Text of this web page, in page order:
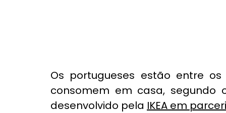
Os portugueses estão entre
consomem em casa, segundo
desenvolvido pela IKEA em